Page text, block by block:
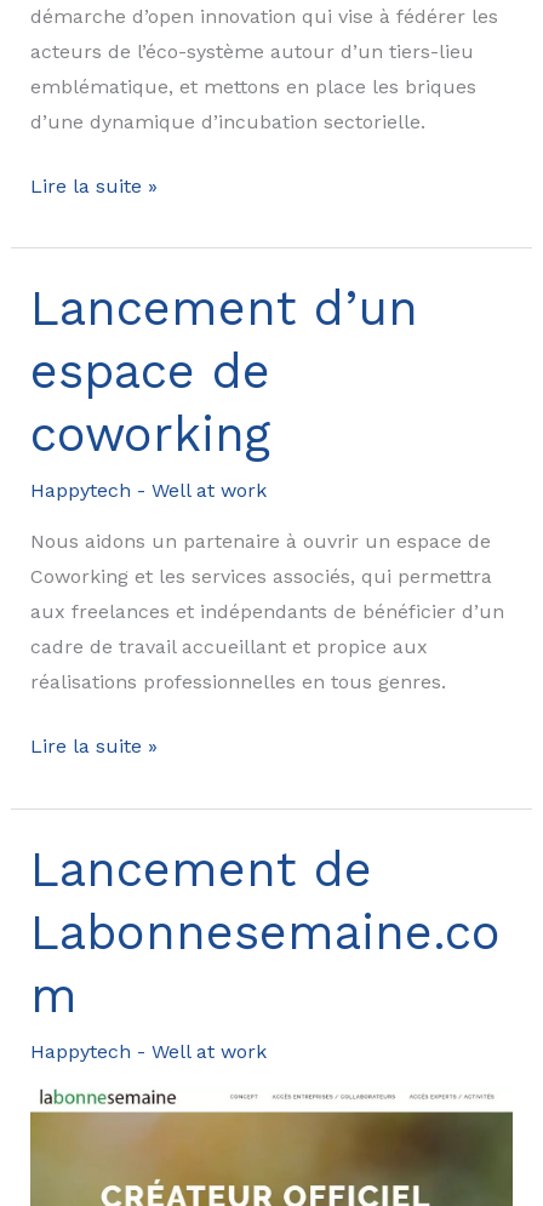
démarche d’open innovation qui vise à fédérer les
acteurs de l’éco-système autour d’un tiers-lieu
emblématique, et mettons en place les briques
d’une dynamique d’incubation sectorielle.
Initiation
démarche
d’open
innovation
et
d’un
incubateur
Lire la suite »
Lancement d’un
espace de
coworking
Happytech - Well at work
Nous aidons un partenaire à ouvrir un espace de
Coworking et les services associés, qui permettra
aux freelances et indépendants de bénéficier d’un
cadre de travail accueillant et propice aux
réalisations professionnelles en tous genres.
Lancement
espace
de
coworking
Lire la suite »
Lancement de
Labonnesemaine.co
m
Happytech - Well at work